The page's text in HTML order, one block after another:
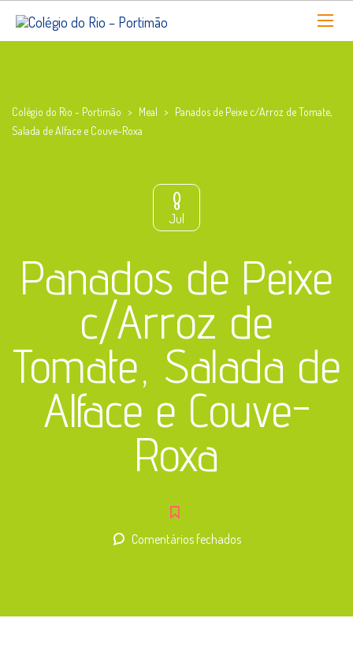
Colégio do Rio - Portimão > Meal > Panados de Peixe c/Arroz de Tomate,
Salada de Alface e Couve-Roxa
8
Jul
Panados de Peixe
c/Arroz de
Tomate, Salada de
Alface e Couve-
Roxa
Comentários fechadosem